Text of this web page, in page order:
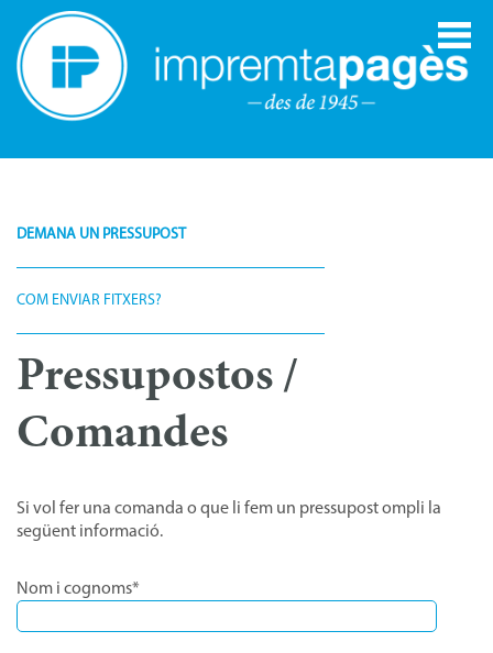
DEMANA UN PRESSUPOST
COM ENVIAR FITXERS?
Pressupostos /
Comandes
Si vol fer una comanda o que li fem un pressupost ompli la
següent informació.
Nom i cognoms*